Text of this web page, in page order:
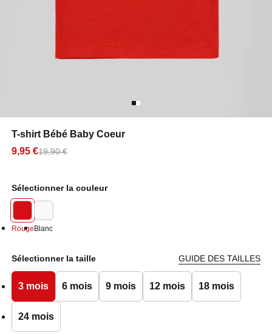
T-shirt Bébé Baby Coeur
9,95 €19,90 €
Sélectionner la couleur
Rouge Blanc
Sélectionner la taille GUIDE DES TAILLES
3 mois 6 mois 9 mois 12 mois 18 mois
24 mois